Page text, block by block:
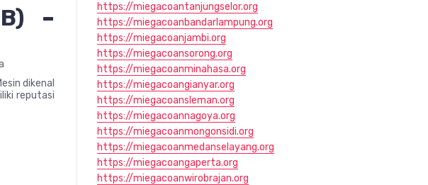
–
dikenal
reputasi
https://miegacoantanjungselor.org
https://miegacoanbandarlampung.org
https://miegacoanjambi.org
https://miegacoansorong.org
https://miegacoanminahasa.org
https://miegacoangianyar.org
https://miegacoansleman.org
https://miegacoannagoya.org
https://miegacoanmongonsidi.org
https://miegacoanmedanselayang.org
https://miegacoangaperta.org
https://miegacoanwirobrajan.org